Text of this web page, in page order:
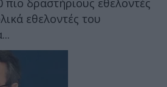
δραστήριους εθελοντές
εθελοντές του